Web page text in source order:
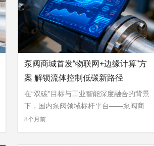
泵阀商城首发“物联网+边缘计算”方
案 解锁流体控制低碳新路径
在“双碳”目标与工业智能深度融合的背景
下，国内泵阀领域标杆平台——泵阀商 ...
»
8个月前